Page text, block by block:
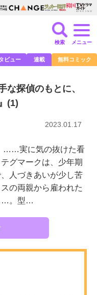
検索 メニュー
ビュー 連載 無料コミック
な探偵のもとに、
(1)
2023.01.17
……実に気の抜けた看
グマークは、少年期
人づきあいが少し苦
の両親から雇われた
。型…